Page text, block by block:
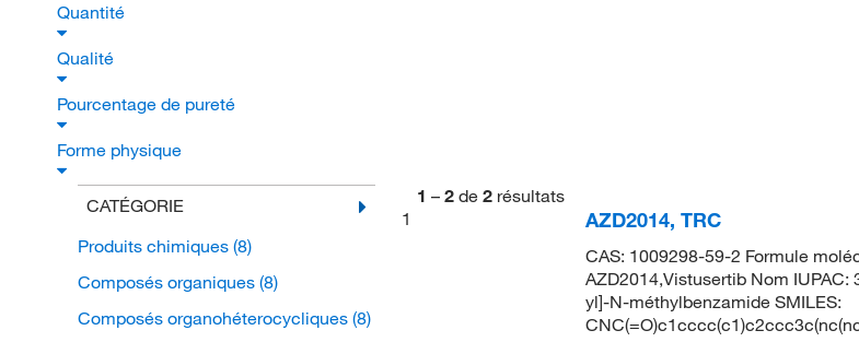
Quantité
Qualité
Pourcentage de pureté
Forme physique
CATÉGORIE
Produits chimiques (8)
Composés organiques (8)
Composés organohéterocycliques (8)
1 – 2 de 2 résultats
1
AZD2014, TRC
CAS: 1009298-59-2 Formule
AZD2014,Vistusertib Nom
yl]-N-méthylbenzamide SMILES: